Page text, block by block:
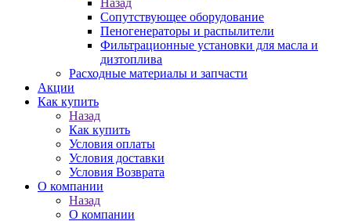
Назад
Сопутствующее оборудование
Пеногенераторы и распылители
Фильтрационные установки для масла и
дизтоплива
Расходные материалы и запчасти
Акции
Как купить
Назад
Как купить
Условия оплаты
Условия доставки
Условия Возврата
О компании
Назад
О компании